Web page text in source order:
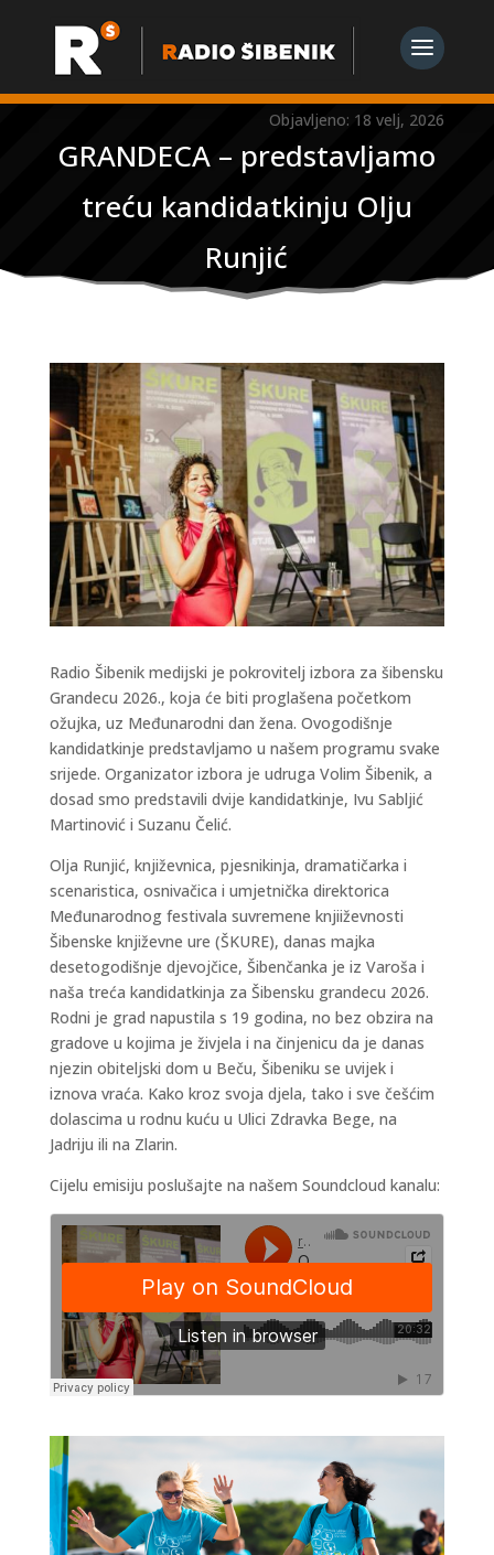
Objavljeno: 18 velj, 2026
GRANDECA – predstavljamo
treću kandidatkinju Olju
Runjić
Radio Šibenik medijski je pokrovitelj izbora za šibensku
Grandecu 2026., koja će biti proglašena početkom
ožujka, uz Međunarodni dan žena. Ovogodišnje
kandidatkinje predstavljamo u našem programu svake
srijede. Organizator izbora je udruga Volim Šibenik, a
dosad smo predstavili dvije kandidatkinje, Ivu Sabljić
Martinović i Suzanu Čelić.
Olja Runjić, književnica, pjesnikinja, dramatičarka i
scenaristica, osnivačica i umjetnička direktorica
Međunarodnog festivala suvremene knjiiževnosti
Šibenske književne ure (ŠKURE), danas majka
desetogodišnje djevojčice, Šibenčanka je iz Varoša i
naša treća kandidatkinja za Šibensku grandecu 2026.
Rodni je grad napustila s 19 godina, no bez obzira na
gradove u kojima je živjela i na činjenicu da je danas
njezin obiteljski dom u Beču, Šibeniku se uvijek i
iznova vraća. Kako kroz svoja djela, tako i sve češćim
dolascima u rodnu kuću u Ulici Zdravka Bege, na
Jadriju ili na Zlarin.
Cijelu emisiju poslušajte na našem Soundcloud kanalu: